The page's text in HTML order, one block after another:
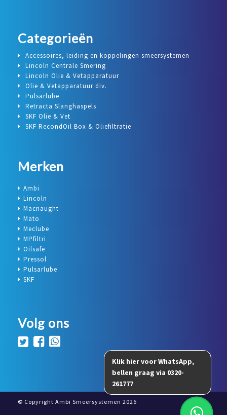
Categorieën
Accessoires, leiding en koppelingen smeersystemen
Lincoln Centrale Smering
Lincoln Olie & Vetapparatuur
Olie & Vetapparatuur div.
Pulsarlube
Retracta Slanghaspels
SKF Olie & Vet
SKF RecondOil Box & Oliefiltratie
Merken
Ambi
Lincoln
Macnaught
Mato
Meclube
MPfiltri
Oilsafe
Pressol
Pulsarlube
SKF
Volg ons
© Copyright Ambi Smeersystemen 2026